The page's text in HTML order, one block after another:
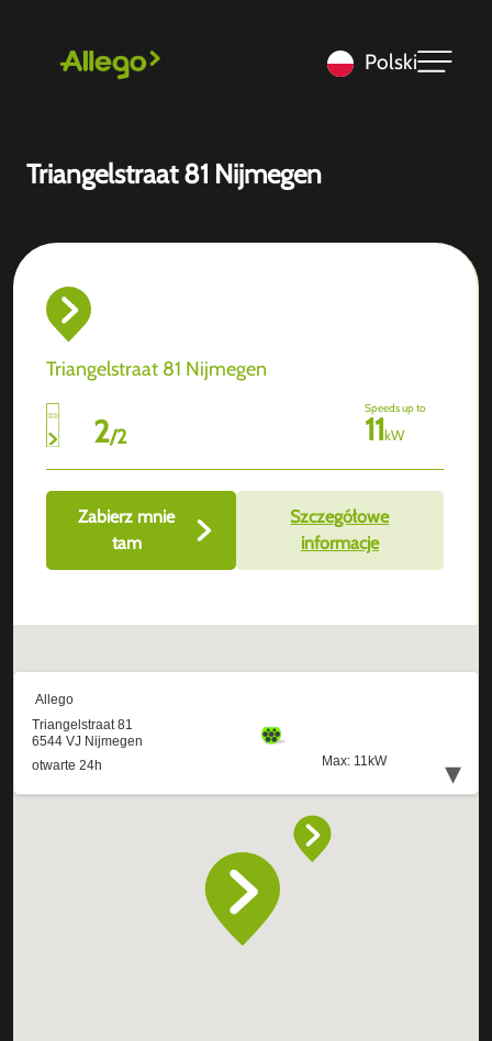
Polski
Triangelstraat 81 Nijmegen
Triangelstraat 81 Nijmegen
2/2
Speeds up to
11kW
Zabierz mnie
tam
Szczegółowe
informacje